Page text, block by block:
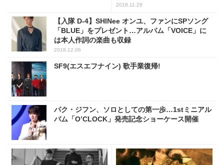
2018.11.29
【入隊 D-4】SHINee オンユ、ファンにSPソング
「BLUE」をプレゼント…アルバム「VOICE」に
は本人作詞の楽曲も収録
2018.12.06
SF9(エスエフナイン) 歌手業復帰!
パク・ジフン、ソロとしての第一歩…1stミニアル
バム「O’CLOCK」発売記念ショーケース開催